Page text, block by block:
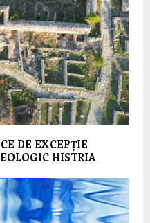
DE EXCEPȚIE
HISTRIA